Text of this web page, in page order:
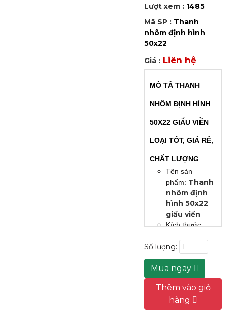
Lượt xem : 1485
Mã SP : Thanh
nhôm định hình
50x22
Giá : Liên hệ
MÔ TẢ THANH
NHÔM ĐỊNH HÌNH
50X22 GIẤU VIỀN
LOẠI TỐT, GIÁ RẺ,
CHẤT LƯỢNG
Tên sản
phẩm: Thanh
nhôm định
hình 50x22
giấu viền
Kích thước:
x Cao 22 x Lọt
(50x22)
Chiều dài
thanh: 1m, 2m,
3m
Chất liệu: Thân
Số lượng:
Mua ngay
Thêm vào giỏ
hàng